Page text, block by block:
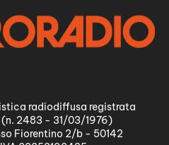
radiodiffusa registrata
(n. 2483 - 31/03/1976)
Fiorentino 2/b - 50142